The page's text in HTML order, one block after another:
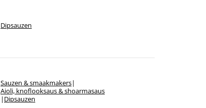
Dipsauzen
Sauzen & smaakmakers|
Aioli, knoflooksaus & shoarmasaus
| Dipsauzen